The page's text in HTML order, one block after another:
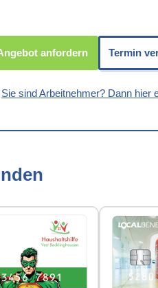
anfordern Termin
Sie sind Arbeitnehmer? Dann hier